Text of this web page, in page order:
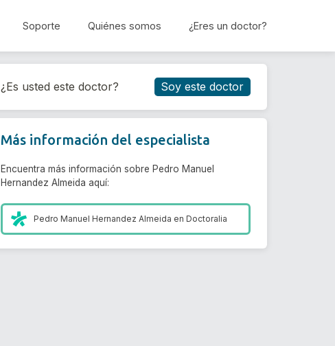
Soporte Quiénes somos ¿Eres un doctor?
Reservar cita
¿Es usted este doctor? Soy este doctor
Más información del especialista
Encuentra más información sobre Pedro Manuel
Hernandez Almeida aquí:
Pedro Manuel Hernandez Almeida enDoctoralia